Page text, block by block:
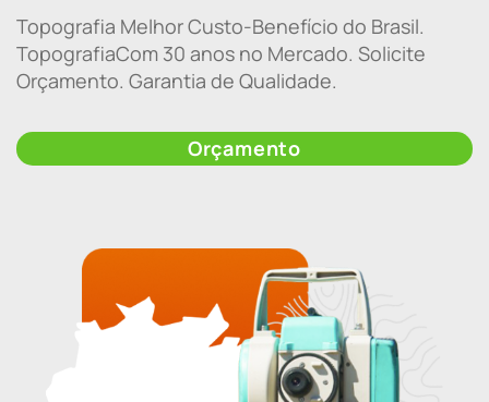
Topografia Melhor Custo-Benefício do Brasil.
TopografiaCom 30 anos no Mercado. Solicite
Orçamento. Garantia de Qualidade.
Orçamento